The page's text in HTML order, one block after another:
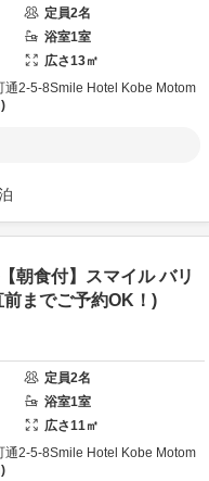
定員2名
浴室1室
広さ13㎡
通2-5-8Smile Hotel Kobe Motom
朝食付】スマイル バリ
までご予約OK！)
定員2名
浴室1室
広さ11㎡
通2-5-8Smile Hotel Kobe Motom